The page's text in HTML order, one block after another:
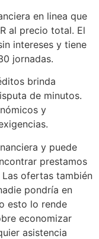
en linea que
al precio total. El
intereses y tiene
jornadas.
brinda
de minutos.
y
y puede
prestamos
ofertas también
pondrí­a en
esto lo rende
economizar
asistencia